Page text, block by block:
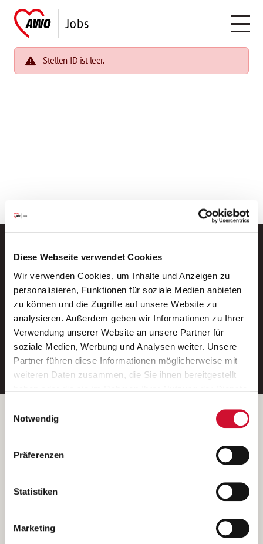
Diese Webseite verwendet Cookies
Wir verwenden Cookies, um Inhalte und Anzeigen zu
personalisieren, Funktionen für soziale Medien anbieten
zu können und die Zugriffe auf unsere Website zu
analysieren. Außerdem geben wir Informationen zu Ihrer
Verwendung unserer Website an unsere Partner für
soziale Medien, Werbung und Analysen weiter. Unsere
Partner führen diese Informationen möglicherweise mit
weiteren Daten zusammen, die Sie ihnen bereitgestellt
Wenn Sie auf „Cookies zulassen“ klicken, so stimmen
Sie der Speicherung sämtlicher Cookies zu. Sie können
Ihre Einwilligung selbstverständlich jederzeit widerrufen,
indem Sie die Cookie-Einstellungen aufrufen und diese
unsererDatenschutzerklärung
Notwendig
Präferenzen
Statistiken
Marketing
Stellen-ID ist leer.
Neue Stellen per E-Mail.
Ein kostenloser Service von AWO
Jobs.
E-Mail-Adresse eintragen
Betreiber der Webseite
Kantstraße 45a
(Ein Tochterunternehmen des AWO Bezirksverbandes Unterfranken
e.V.)